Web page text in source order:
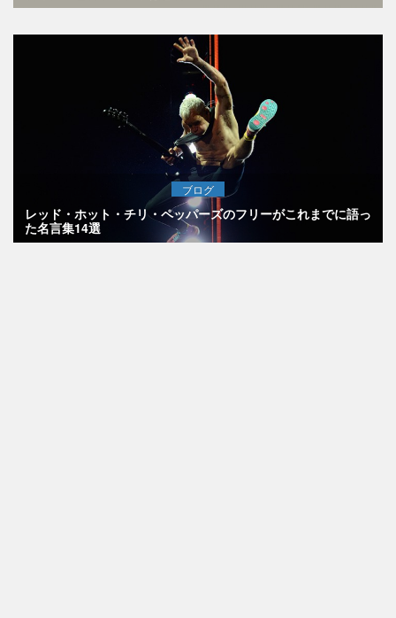
ブログ
レッド・ホット・チリ・ペッパーズのフリーがこれまでに語っ
た名言集14選